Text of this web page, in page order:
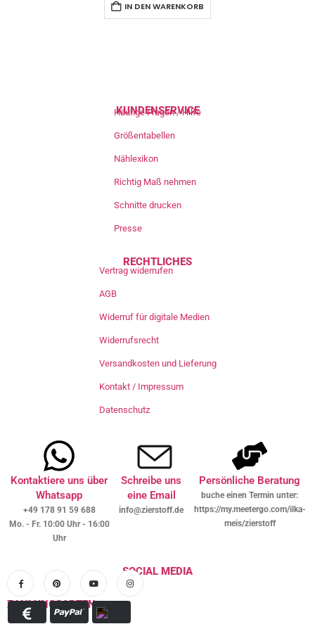
IN DEN WARENKORB
KUNDENSERVICE
Häufige Fragen / Hilfe
Größentabellen
Nählexikon
Richtig Maß nehmen
Schnitte drucken
Presse
RECHTLICHES
Vertrag widerrufen
AGB
Widerruf für digitale Medien
Widerrufsrecht
Versandkosten und Lieferung
Kontakt / Impressum
Datenschutz
Kontaktiere uns über
Whatsapp
+49 178 91 59 688
Mo. - Fr. 10:00 Uhr - 16:00
Uhr
Schreibe uns
eine Email
info@zierstoff.de
Persönliche Beratung
buche einen Termin unter:
https://my.meetergo.com/ilka-
meis/zierstoff
SOCIAL MEDIA
ZAHLUNGSARTEN